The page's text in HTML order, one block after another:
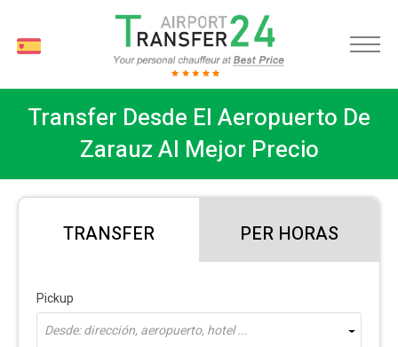
Transfer Desde El Aeropuerto De
Zarauz Al Mejor Precio
TRANSFER PER HORAS
Pickup
Desde: dirección, aeropuerto, hotel ...